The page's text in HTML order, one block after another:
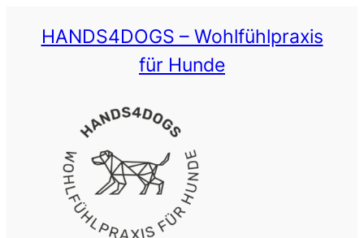
HANDS4DOGS – Wohlfühlpraxis
für Hunde